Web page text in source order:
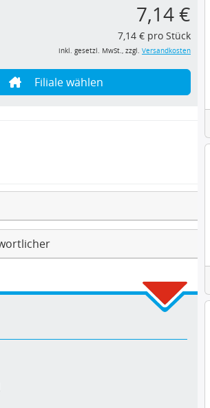
7,14 €
7,14 € pro Stück
inkl. gesetzl. MwSt., zzgl. Versandkosten
Filiale wählen